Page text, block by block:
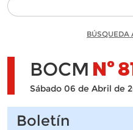
BÚSQUEDA
BOCM Nº
Sábado 06 de Abril de
Boletín